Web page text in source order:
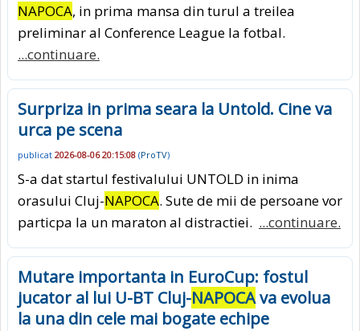
NAPOCA, in prima mansa din turul a treilea
preliminar al Conference League la fotbal.
...continuare.
Surpriza in prima seara la Untold. Cine va
urca pe scena
publicat 2026-08-06 20:15:08 (ProTV)
S-a dat startul festivalului UNTOLD in inima
orasului Cluj-NAPOCA. Sute de mii de persoane vor
particpa la un maraton al distractiei. ...continuare.
Mutare importanta in EuroCup: fostul
jucator al lui U-BT Cluj-NAPOCAva evolua
la una din cele mai bogate echipe